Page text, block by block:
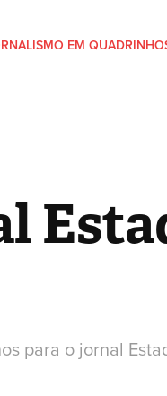
EM
para o jornal